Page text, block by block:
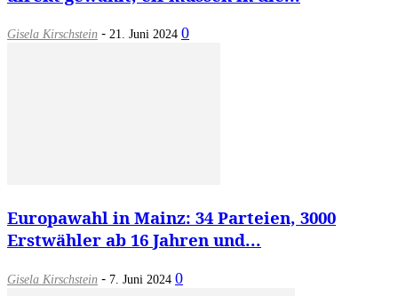
Gisela Kirschstein - 21. Juni 2024 0
Europawahl in Mainz: 34 Parteien, 3000
Erstwähler ab 16 Jahren und...
Gisela Kirschstein - 7. Juni 2024 0